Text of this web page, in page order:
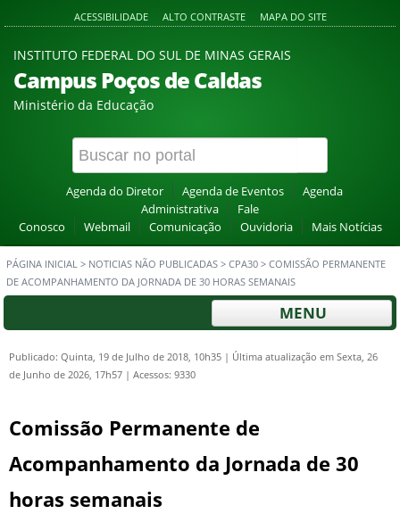
ACESSIBILIDADE ALTO CONTRASTE MAPA DO SITE
INSTITUTO FEDERAL DO SUL DE MINAS GERAIS
Campus Poços de Caldas
Ministério da Educação
Agenda do Diretor Agenda de Eventos
Agenda
Administrativa
Fale
Conosco
Webmail Comunicação Ouvidoria Mais Notícias
PÁGINA INICIAL > NOTICIAS NÃO PUBLICADAS > CPA30 > COMISSÃO PERMANENTE
DE ACOMPANHAMENTO DA JORNADA DE 30 HORAS SEMANAIS
MENU
Publicado: Quinta, 19 de Julho de 2018, 10h35 | Última atualização em Sexta, 26
de Junho de 2026, 17h57 | Acessos: 9330
Comissão Permanente de
Acompanhamento da Jornada de 30
horas semanais